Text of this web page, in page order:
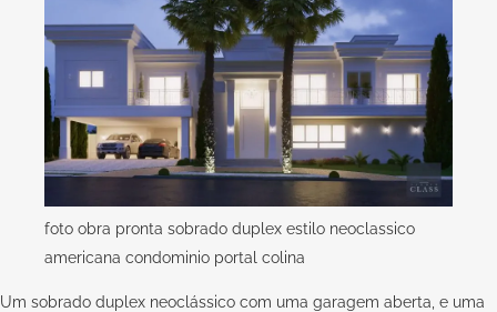
foto obra pronta sobrado duplex estilo neoclassico
americana condominio portal colina
Um sobrado duplex neoclássico com uma garagem aberta, e uma